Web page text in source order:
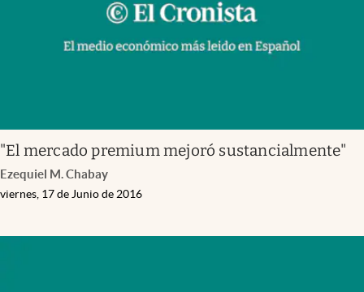
"El mercado premium mejoró sustancialmente"
Ezequiel M. Chabay
viernes, 17 de Junio de 2016